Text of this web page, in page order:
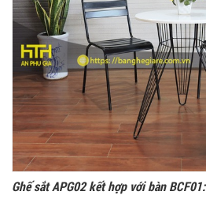
Ghế sắt APG02 kết hợp với bàn BCF01: